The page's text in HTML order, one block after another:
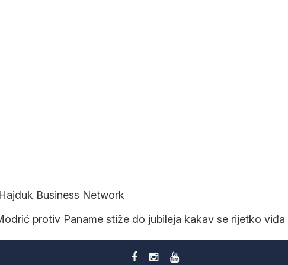
Business Network
protiv Paname stiže do jubileja kakav se rijetko viđa